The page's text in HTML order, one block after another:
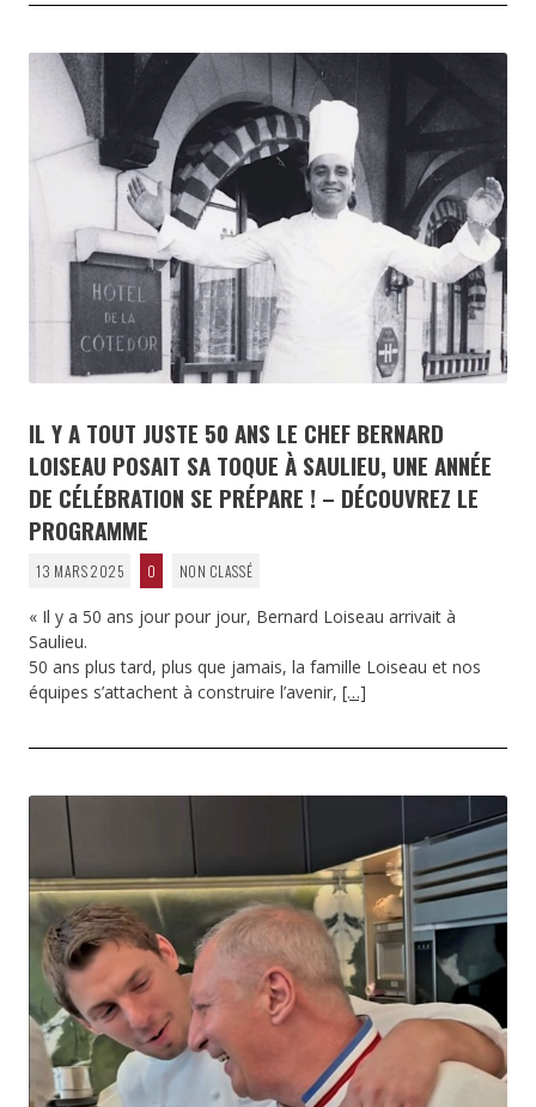
IL Y A TOUT JUSTE 50 ANS LE CHEF BERNARD
LOISEAU POSAIT SA TOQUE À SAULIEU, UNE ANNÉE
DE CÉLÉBRATION SE PRÉPARE ! – DÉCOUVREZ LE
PROGRAMME
13 MARS 2025 0 NON CLASSÉ
« Il y a 50 ans jour pour jour, Bernard Loiseau arrivait à
Saulieu.
50 ans plus tard, plus que jamais, la famille Loiseau et nos
équipes s’attachent à construire l’avenir, […]